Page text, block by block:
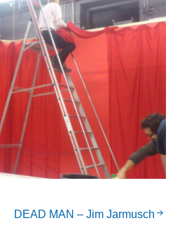
DEAD MAN – Jim Jarmusch